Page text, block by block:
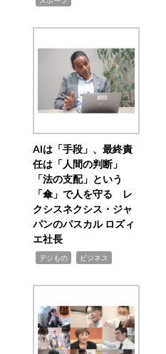
AIは「手段」、最終責
任は「人間の判断」
「法の支配」という
「傘」で人を守る レ
クシスネクシス・ジャ
パンのパスカル ロズィ
エ社長
デジもの ビジネス